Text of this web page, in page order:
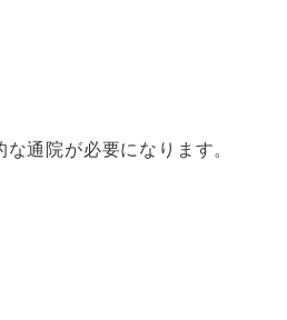
通院が必要になります。